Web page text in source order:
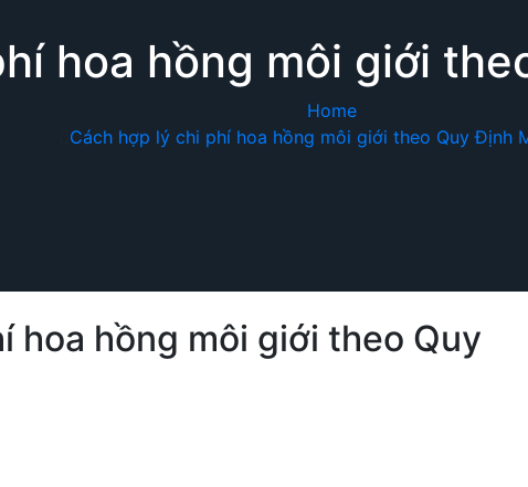
hoa hồng môi giới
Home
Cách hợp lý chi phí hoa hồng môi giới theo Quy Định
hoa hồng môi giới theo Quy